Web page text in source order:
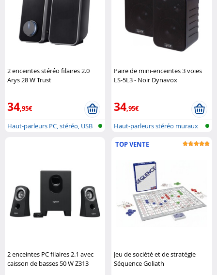
2 enceintes stéréo filaires 2.0
Arys 28 W Trust
34,95€
Haut-parleurs PC, stéréo, USB
Paire de mini-enceintes 3 voies
LS-5L3 - Noir Dynavox
34,95€
Haut-parleurs stéréo muraux
2 enceintes PC filaires 2.1 avec
caisson de basses 50 W Z313
TOP VENTE
Jeu de société et de stratégie
Séquence Goliath